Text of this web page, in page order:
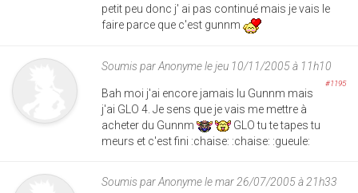
petit peu donc j' ai pas continué mais je vais le
faire parce que c'est gunnm
Soumis parAnonymele jeu 10/11/2005 à 11h10
#1195
Bah moi j'ai encore jamais lu Gunnm mais
j'ai GLO 4. Je sens que je vais me mettre à
acheter du Gunnm
GLO tu te tapes tu
meurs et c'est fini :chaise: :chaise: :gueule:
Soumis parAnonymele mar 26/07/2005 à 21h33